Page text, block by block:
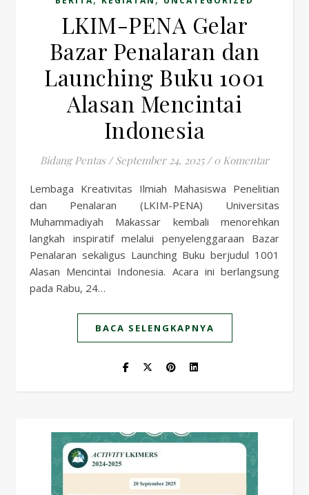
LKIM-PENA Gelar
Bazar Penalaran dan
Launching Buku 1001
Alasan Mencintai
Indonesia
Bidang Pentas / September 24, 2025 / 0 Komentar
Lembaga Kreativitas Ilmiah Mahasiswa Penelitian
dan Penalaran (LKIM-PENA) Universitas
Muhammadiyah Makassar kembali menorehkan
langkah inspiratif melalui penyelenggaraan Bazar
Penalaran sekaligus Launching Buku berjudul 1001
Alasan Mencintai Indonesia. Acara ini berlangsung
pada Rabu, 24…
BACA SELENGKAPNYA